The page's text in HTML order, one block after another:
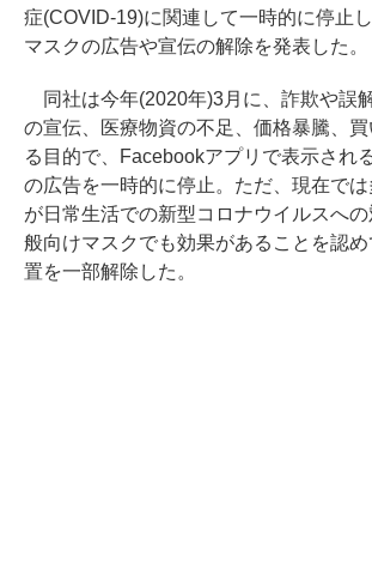
症(COVID-19)に関連して一時的に停止
マスクの広告や宣伝の解除を発表した。
同社は今年(2020年)3月に、詐欺や誤
の宣伝、医療物資の不足、価格暴騰、
る目的で、Facebookアプリで表示され
の広告を一時的に停止。ただ、現在で
が日常生活での新型コロナウイルスへ
般向けマスクでも効果があることを認
置を一部解除した。